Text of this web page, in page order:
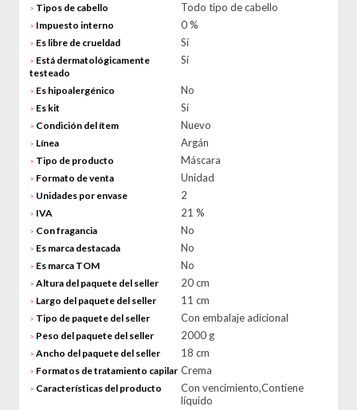
> Tipos de cabello Todo tipo de cabello
> Impuesto interno 0 %
> Es libre de crueldad Sí
> Está dermatológicamente
testeado
Sí
> Es hipoalergénico No
> Es kit Sí
> Condición del ítem Nuevo
> Línea Argán
> Tipo de producto Máscara
> Formato de venta Unidad
> Unidades por envase 2
> IVA 21 %
> Con fragancia No
> Es marca destacada No
> Es marca TOM No
> Altura del paquete del seller 20 cm
> Largo del paquete del seller 11 cm
> Tipo de paquete del seller Con embalaje adicional
> Peso del paquete del seller 2000 g
> Ancho del paquete del seller 18 cm
> Formatos de tratamiento capilar Crema
> Características del producto
Con vencimiento,Contiene
líquido